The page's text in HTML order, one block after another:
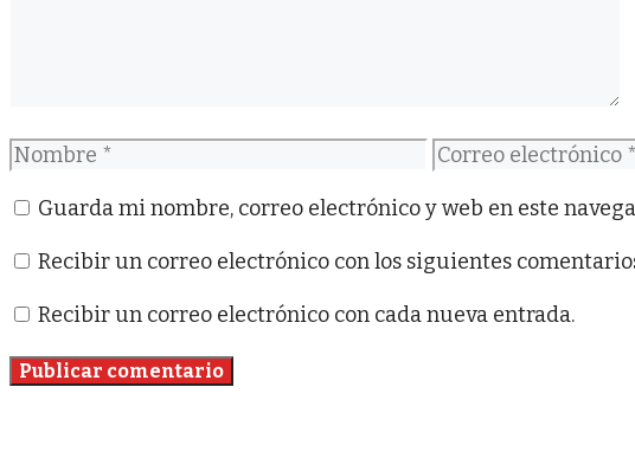
Nombre
Correo
Guarda mi nombre, correo electrónico y web en este
Recibir un correo electrónico con los siguientes
Recibir un correo electrónico con cada nueva entrada.